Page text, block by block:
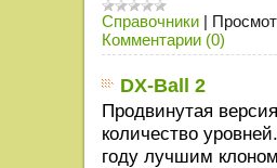
Справочники |
Комментарии (0)
DX-Ball 2
Продвинутая
количество
году лучшим